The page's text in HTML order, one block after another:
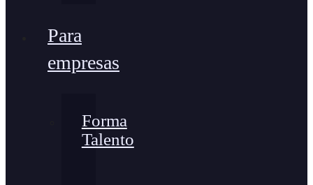
Para
empresas
Forma
Talento